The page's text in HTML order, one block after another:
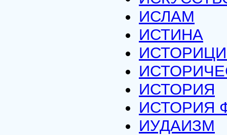
ИСЛАМ
ИСТИНА
ИСТОРИЯ
ИСТОРИЯ
ИУДАИЗМ